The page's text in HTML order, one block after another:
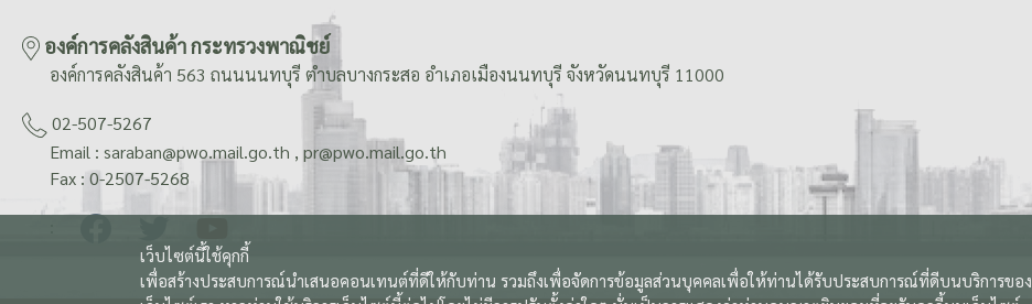
องค์การคลังสินค้า กระทรวงพาณิชย์
องค์การคลังสินค้า 563 ถนนนนทบุรี ตำบลบางกระสอ อำเภอเมืองนนทบุรี จังหวัดนนทบุรี 11000
02-507-5267
Email : saraban@pwo.mail.go.th , pr@pwo.mail.go.th
Fax : 0-2507-5268
เว็บไซต์นี้ใช้คุกกี้
เพื่อสร้างประสบการณ์นำเสนอคอนเทนต์ที่ดีให้กับท่าน รวมถึงเพื่อจัดการข้อมูลส่วนบุคคลเพื่อให้ท่านได้รับประสบการณ์ที่ดีบนบริการของ